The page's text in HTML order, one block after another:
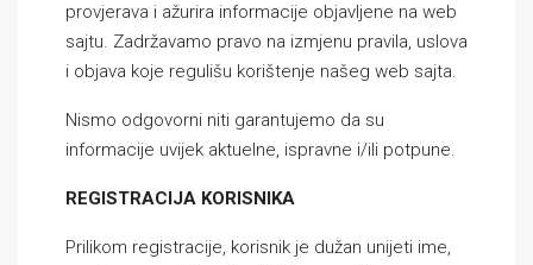
provjerava i ažurira informacije objavljene na web
sajtu. Zadržavamo pravo na izmjenu pravila, uslova
i objava koje regulišu korištenje našeg web sajta.
Nismo odgovorni niti garantujemo da su
informacije uvijek aktuelne, ispravne i/ili potpune.
REGISTRACIJA KORISNIKA
Prilikom registracije, korisnik je dužan unijeti ime,